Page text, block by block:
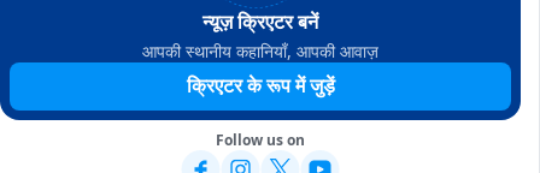
न्यूज़ क्रिएटर बनें
आपकी स्थानीय कहानियाँ, आपकी आवाज़
क्रिएटर के रूप में जुड़ें
Follow us on